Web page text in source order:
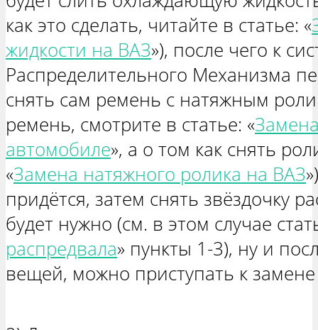
как это сделать, читайте в статье: «
жидкости на ВАЗ»), после чего к
Распределительного Механизма
снять сам ремень с натяжным
ремень, смотрите в статье: «
автомобиле», а о том как снять
«Замена натяжного ролика на ВАЗ
придётся, затем снять звёздочку
будет нужно (см. в этом случае
распредвала» пункты 1-3), ну и
вещей, можно приступать к замене